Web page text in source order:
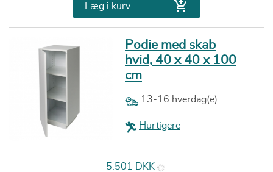
Læg i kurv 
Podie med skab
hvid, 40 x 40 x 100
cm
13-16 hverdag(e)
Hurtigere
Pris
5.501 DKK